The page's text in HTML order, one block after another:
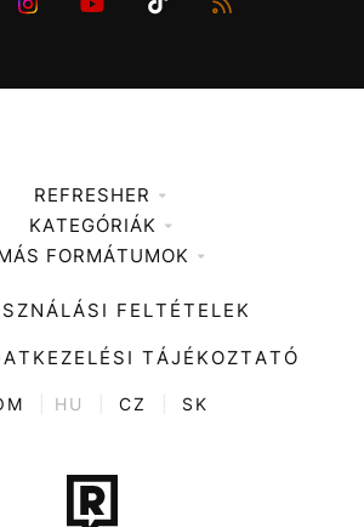
REFRESHER
Médiaajánlat
KATEGÓRIÁK
Zene
Divat
Kultúra
ENTR
Tech-Tudomány
FORMÁTUMOK
FELTÉTELEK
TÁJÉKOZTATÓ
HU CZ SK